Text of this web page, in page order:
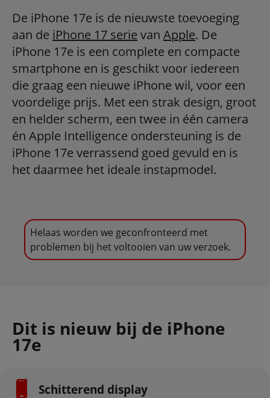
De iPhone 17e is de nieuwste toevoeging
aan de iPhone 17 serie van Apple. De
iPhone 17e is een complete en compacte
smartphone en is geschikt voor iedereen
die graag een nieuwe iPhone wil, voor een
voordelige prijs. Met een strak design, groot
en helder scherm, een twee in één camera
én Apple Intelligence ondersteuning is de
iPhone 17e verrassend goed gevuld en is
het daarmee het ideale instapmodel.
Helaas worden we geconfronteerd met
problemen bij het voltooien van uw verzoek.
Dit is nieuw bij de iPhone
17e
Schitterend display